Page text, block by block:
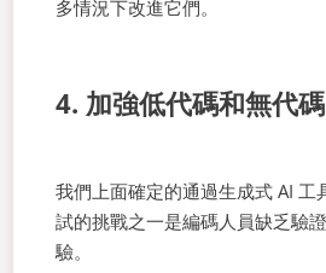
多情況下改進它們。
4. 加強低代碼和無代
我們上面確定的通過生成式 AI 工
試的挑戰之一是編碼人員缺乏驗
驗。